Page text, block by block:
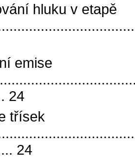
hluku v etapě
emise
24
třísek
24